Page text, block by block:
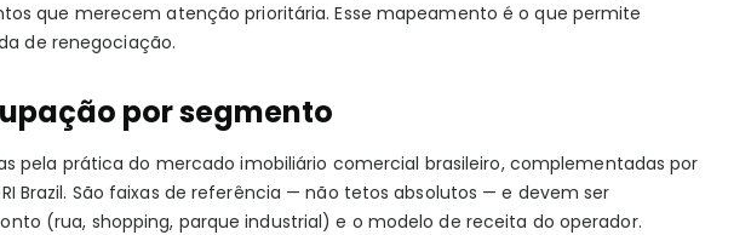
que merecem atenção prioritária. Esse mapeamento é o que permite
de renegociação.
por segmento
pela prática do mercado imobiliário comercial brasileiro, complementadas por
Brazil. São faixas de referência — não tetos absolutos — e devem ser
(rua, shopping, parque industrial) e o modelo de receita do operador.